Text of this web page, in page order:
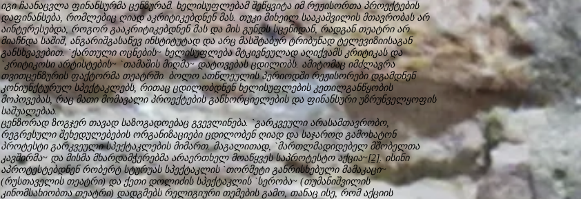
იგი ჩაანაცვლა ფინანსურმა ცენზურამ. ხელისუფლებამ შეწყვიტა იმ რეჟისორთა პროექტების
დაფინანსება, რომლებიც ღიად აკრიტიკებდნენ მას. თუკი მიხეილ სააკაშვილის მთავრობას არ
აინტერესებდა, როგორ გააკრიტიკებდნენ მას და მის გუნდს სცენიდან, რადგან თეატრი არ
მიაჩნდა საშიშ, ანგარიშგასაწევ ინსტიტუტად და არც მასშტაბურ ტრიბუნად ტელევიზიისაგან
განსხვავებით. `ქართული ოცნების~ ხელისუფლება მტკივნეულად აღიქვამს კრიტიკას და
`კრიტიკოსი არტისტების~ `თამაშის მიღმა~ დატოვებას ცდილობს. ამიტომაც იმძლავრა
თვითცენზურის ფაქტორმა თეატრში. ბოლო ათწლეულის პერიოდში რეჟისორები დგამდნენ
კონიუნქტურულ სპექტაკლებს, რითაც ცდილობდნენ ხელისუფლების კეთილგანწყობის
მოპოვებას, რაც მათი მომავალი პროექტების განხორციელების და ფინანსური უზრუნველყოფის
საშუალებაა.
ცენზორად ზოგჯერ თავად საზოგადოებაც გვევლინება. `გარკვეული არასამთავრობო,
რეგრესული შეხედულებების ორგანიზაციები ცდილობენ ღიად და საჯაროდ გამოხატონ
პროტესტი გარკვეული სპექტაკლების მიმართ. მაგალითად, `მართლმადიდებელ მშობელთა
კავშირმა~ და მისმა მხარდამჭერებმა არაერთხელ მოაწყვეს საპროტესტო აქცია~[2]. ისინი
აპროტესტებდნენ რობერტ სტურუას სპექტაკლის `თორმეტი განრისხებული მამაკაცი~
(რუსთაველის თეატრი) და ქეთი დოლიძის სპექტაკლის `სერობა~ (თუმანიშვილის
კინომსახიობთა თეატრი) დადგმებს რელიგიური თემების გამო, თანაც ისე, რომ აქციის